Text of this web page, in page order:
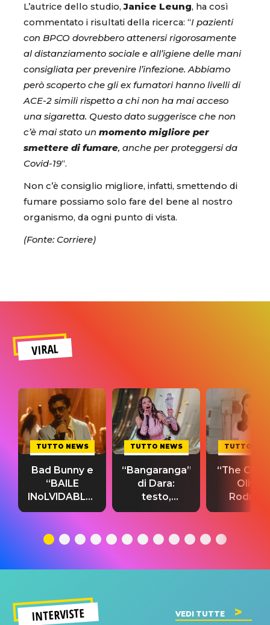
L’autrice dello studio,Janice Leung, ha così
commentato i risultati della ricerca: “I pazienti
con BPCO dovrebbero attenersi rigorosamente
al distanziamento sociale e all’igiene delle mani
consigliata per prevenire l’infezione. Abbiamo
però scoperto che gli ex fumatori hanno livelli di
ACE-2 simili rispetto a chi non ha mai acceso
una sigaretta. Questo dato suggerisce che non
c’è mai stato un momento migliore per
smettere di fumare, anche per proteggersi da
Covid-19“.
Non c’è consiglio migliore, infatti, smettendo di
fumare possiamo solo fare del bene al nostro
organismo, da ogni punto di vista.
(Fonte: Corriere)
VIRAL
TUTTO NEWS
Bad Bunny e
“BAILE
INoLVIDABLE”:
testo,
significato
TUTTO NEWS
“Bangaranga”
di Dara:
testo,
traduzione e
del singolo
TUTTO
“The
Olivia
testo,
INTERVISTE VEDI TUTTE